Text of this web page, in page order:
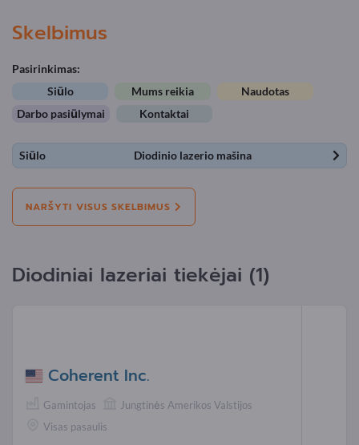
Skelbimus
Pasirinkimas:
Siūlo
Mums reikia
Naudotas
Darbo pasiūlymai
Kontaktai
Siūlo Diodinio lazerio mašina
NARŠYTI VISUS SKELBIMUS
Diodiniai lazeriai tiekėjai (1)
Coherent Inc.
Gamintojas
Jungtinės Amerikos Valstijos
Visas pasaulis